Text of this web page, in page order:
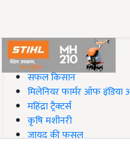
#Top on Krishi Jagran
सफल किसान
मिलेनियर फार्मर ऑफ इंडिया
महिंद्रा ट्रैक्टर्स
कृषि मशीनरी
जायद की फसल